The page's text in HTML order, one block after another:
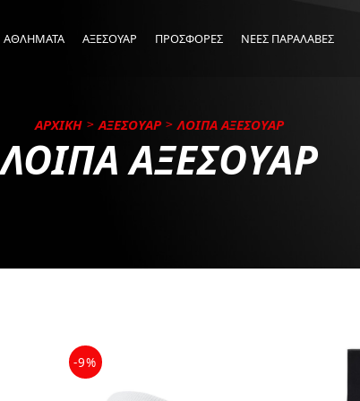
ΑΘΛΗΜΑΤΑ ΑΞΕΣΟΥΑΡ ΠΡΟΣΦΟΡΕΣ ΝΕΕΣ ΠΑΡΑΛΑΒΕΣ
ΑΡΧΙΚΗ ΑΞΕΣΟΥΑΡ ΛΟΙΠΑ ΑΞΕΣΟΥΑΡ
ΛΟΙΠΑ ΑΞΕΣΟΥΑΡ
-9%